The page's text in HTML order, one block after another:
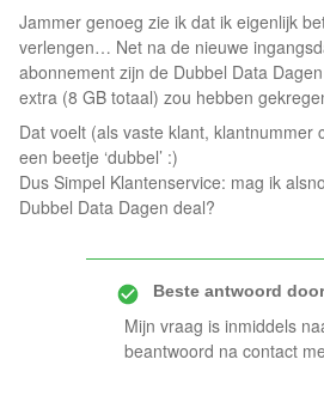
Jammer genoeg zie ik dat ik eigenlijk
verlengen… Net na de nieuwe
abonnement zijn de Dubbel Data
extra (8 GB totaal) zou hebben
Dat voelt (als vaste klant, klantnummer
een beetje ‘dubbel’ :)
Dus Simpel Klantenservice: mag ik
Dubbel Data Dagen deal?
Beste antwoord door
Mijn vraag is inmiddels
beantwoord na contact